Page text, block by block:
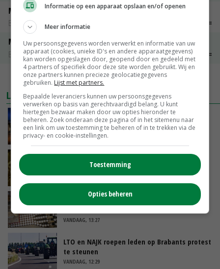
Maat 48
Barneveld kooieieren
Maat 54
Barneveld kooieieren
€ 9,10 € 0,00
MEER MARKTPRIJZEN
LAATSTE NIEUWS
Nettowinst Royal A-ware onder druk ondanks
hogere omzet
VANDAAG, 14:35
Aandeel China in wereldwijde fritesexport
neemt verder toe
Eierprijzen lijken dieptepunt achter zich te
VANDAAG, 13:27
LTO en NAJK roepen leden op Brabants protest
te steunen
VANDAAG, 12:29
Informatie op een apparaat opslaan en/of openen
Meer informatie
Uw persoonsgegevens worden verwerkt en informatie van uw
apparaat (cookies, unieke ID's en andere apparaatgegevens)
kan worden opgeslagen door, geopend door en gedeeld met
4 partners of specifiek door deze site worden gebruikt. Wij en
onze partners kunnen precieze geolocatiegegevens
gebruiken. Lijst met partners.
Bepaalde leveranciers kunnen uw persoonsgegevens
verwerken op basis van gerechtvaardigd belang. U kunt
hiertegen bezwaar maken door uw opties hieronder te
beheren. Zoek onderaan deze pagina of in het sitemenu naar
een link om uw toestemming te beheren of in te trekken via de
privacy- en cookie-instellingen.
Toestemming
Opties beheren